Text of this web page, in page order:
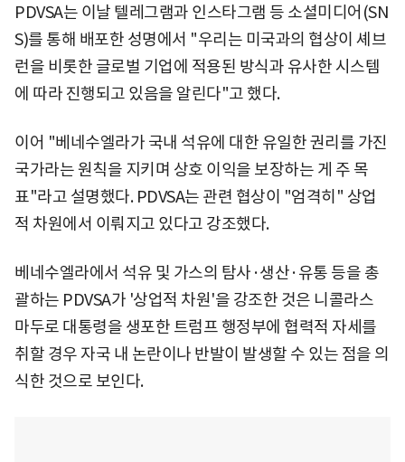
PDVSA는 이날 텔레그램과 인스타그램 등 소셜미디어(SN
S)를 통해 배포한 성명에서 "우리는 미국과의 협상이 셰브
런을 비롯한 글로벌 기업에 적용된 방식과 유사한 시스템
에 따라 진행되고 있음을 알린다"고 했다.
이어 "베네수엘라가 국내 석유에 대한 유일한 권리를 가진
국가라는 원칙을 지키며 상호 이익을 보장하는 게 주 목
표"라고 설명했다. PDVSA는 관련 협상이 "엄격히" 상업
적 차원에서 이뤄지고 있다고 강조했다.
베네수엘라에서 석유 및 가스의 탐사·생산·유통 등을 총
괄하는 PDVSA가 '상업적 차원'을 강조한 것은 니콜라스
마두로 대통령을 생포한 트럼프 행정부에 협력적 자세를
취할 경우 자국 내 논란이나 반발이 발생할 수 있는 점을 의
식한 것으로 보인다.